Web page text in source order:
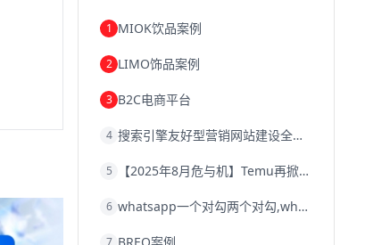
1 MIOK饮品案例
2 LIMO饰品案例
3 B2C电商平台
4 搜索引擎友好型营销网站建设全攻略
5 【2025年8月危与机】Temu再掀封店风暴，独立站才是跨境卖家的避险通道
6 whatsapp一个对勾两个对勾,whatsapp对勾代表什么意思
7